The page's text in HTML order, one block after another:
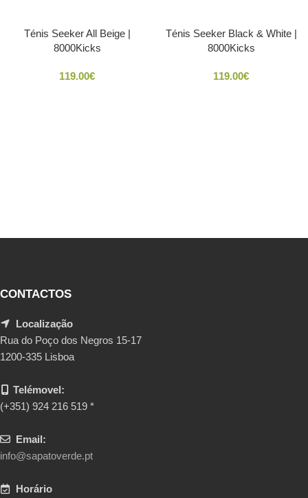
Ténis Seeker All Beige |
8000Kicks
119.00€
Ténis Seeker Black & White |
8000Kicks
119.00€
CONTACTOS
Localização
Rua do Poço dos Negros 15-17
1200-335 Lisboa
Telémovel:
(+351) 924 216 519 *
Email:
info@sapatoverde.pt
Horário